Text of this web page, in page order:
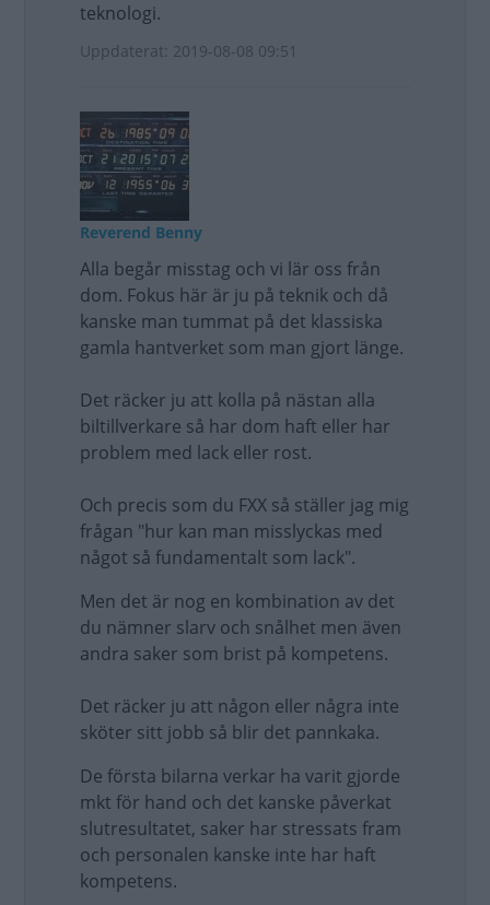
teknologi.
Uppdaterat: 2019-08-08 09:51
Reverend Benny
Alla begår misstag och vi lär oss från
dom. Fokus här är ju på teknik och då
kanske man tummat på det klassiska
gamla hantverket som man gjort länge.
Det räcker ju att kolla på nästan alla
biltillverkare så har dom haft eller har
problem med lack eller rost.
Och precis som du FXX så ställer jag mig
frågan "hur kan man misslyckas med
något så fundamentalt som lack".
Men det är nog en kombination av det
du nämner slarv och snålhet men även
andra saker som brist på kompetens.
Det räcker ju att någon eller några inte
sköter sitt jobb så blir det pannkaka.
De första bilarna verkar ha varit gjorde
mkt för hand och det kanske påverkat
slutresultatet, saker har stressats fram
och personalen kanske inte har haft
kompetens.